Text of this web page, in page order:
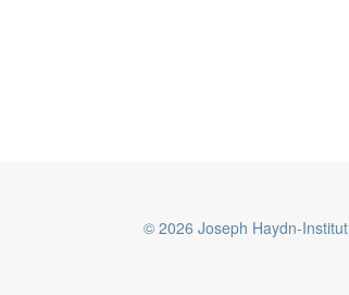
© 2026 Joseph Haydn-Institut